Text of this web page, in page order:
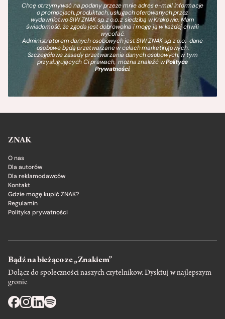
Chcę otrzymywać na podany przeze mnie adres e-mail informacje
o promocjach, produktach, usługach oferowanych przez
wydawnictwo SIW ZNAK sp. z o.o. z siedzibą w Krakowie. Mam
świadomość, że zgoda jest dobrowolna i mogę ją w każdej chwili
wycofać.
Administratorem danych osobowych jest SIW ZNAK sp. z o.o., dane
osobowe będą przetwarzane w celach marketingowych.
Szczegółowe zasady przetwarzania danych osobowych, w tym
przysługujących Ci prawach, można znaleźć wPolityce
Prywatności.
ZNAK
O nas
Dla autorów
Dla reklamodawców
Kontakt
Gdzie mogę kupić ZNAK?
Regulamin
Polityka prywatności
Bądź na bieżąco ze „Znakiem”
Dołącz do społeczności naszych czytelnikow. Dysktuj w najlepszym
gronie